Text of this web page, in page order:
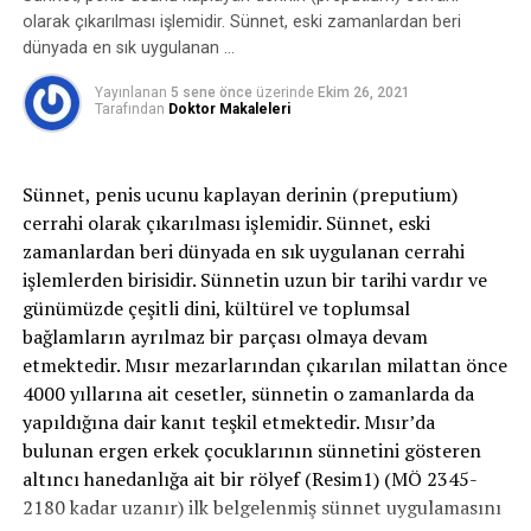
hastalıktır. Peyronie hastalığının sebepleri ortasında en
değerlisi penis travmasıdır. Cinsel ilginin sert
yapılmasına bağlı olarak peniste eğilme , bükülme ,
zorlanma üzere durumlara bağlı olarak ortaya
yıllarda rastlanabilmektedir. Ayrıyeten sertleşme sorunu
tedavisinde kullanılan penise enjeksiyon uygulamalarına
bağlı olarak da peyronie hastalığı oluşabilmektedir.
Çoklukla 40-60 yaşlar ortasında görülmesine karşın
nadiren de olsa 20’li yaşlarda da görülebilir. Yirmili
yahut daha aşağı yaşlarda görüldüğünde hastanın kıssası
incelendiğinde ereksiyon halinde penisi eğme, bükme
hareketlerinin olduğu farkedilir. Birtakım erkek
çocuklarda görülebilen düz sert bir yere penisini
sürterek mastürbasyon yapmaya bağlı olarak da
oluşabilir.
Peyronie hastalığı penis derisinin altında yer alan
olarak çıkarılması işlemidir. Sünnet, eski zamanlardan beri
dünyada en sık uygulanan …
Yayınlanan 5 sene önce üzerinde Ekim 26, 2021
Tarafından Doktor Makaleleri
Sünnet, penis ucunu kaplayan derinin (preputium)
cerrahi olarak çıkarılması işlemidir. Sünnet, eski
zamanlardan beri dünyada en sık uygulanan cerrahi
işlemlerden birisidir. Sünnetin uzun bir tarihi vardır ve
günümüzde çeşitli dini, kültürel ve toplumsal
bağlamların ayrılmaz bir parçası olmaya devam
etmektedir. Mısır mezarlarından çıkarılan milattan önce
4000 yıllarına ait cesetler, sünnetin o zamanlarda da
yapıldığına dair kanıt teşkil etmektedir. Mısır’da
bulunan ergen erkek çocuklarının sünnetini gösteren
altıncı hanedanlığa ait bir rölyef (Resim1) (MÖ 2345-
2180 kadar uzanır) ilk belgelenmiş sünnet uygulamasını